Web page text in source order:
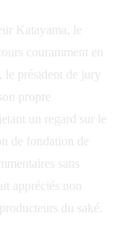
Katayama, le
couramment en
président de jury
propre
un regard sur le
de fondation de
sans
appréciés non
du saké.